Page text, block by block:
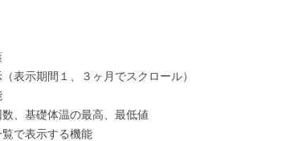
表示期間１、３ヶ月でスクロール）
、基礎体温の最高、最低値
で表示する機能